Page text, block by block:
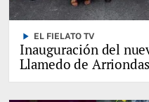
play_arrow EL FIELATO TV
Inauguración del
Llamedo de Arriondas